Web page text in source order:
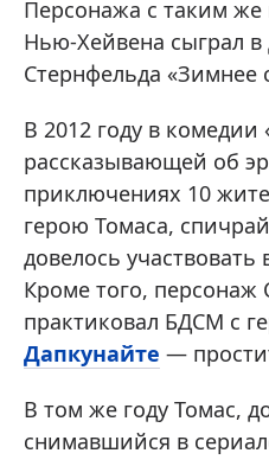
Персонажа с таким
Нью-Хейвена сыграл
Стернфельда «Зимнее
В 2012 году в комедии
рассказывающей об
приключениях 10
герою Томаса,
довелось участвовать
Кроме того, персонаж
практиковал БДСМ с
Дапкунайте —
В том же году Томас,
снимавшийся в